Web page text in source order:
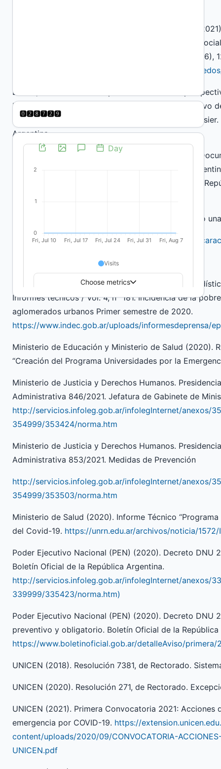
González Peña, M., Escalante Plá, L., & Soares, L.
extensión, aprendizaje-servicio y responsabilidad
Masquedós - Revista De Extensión Universitaria, 6(6),
http://ojs.extension.unicen.edu.ar/index.php/
Leivas, M. (2020) “El campo escolar desde la
Un acercamiento al abordaje estructural e interactivo
ciudad de Tandil”. Revista: Espacios en Blanco.
Argentina.
Manzanelli, P.; Calvo, D. y Basualdo, E. M. (2020).
balance preliminar de la crisis económica en la
CIFRA - Centro de Investigación y Formación de la
de Economía y Tecnología.
OMS (2020). La OMS caracteriza a COVID-19 como
https://www.paho.org/es/noticias/11-3-2020-oms-
Ministerio de Economía. Instituto Nacional de
Informes técnicos / Vol. 4, n° 181. Incidencia de la
aglomerados urbanos Primer semestre de 2020.
https://www.indec.gob.ar/uploads/informesdeprensa/
Ministerio de Educación y Ministerio de Salud (2020).
“Creación del Programa Universidades por la
Ministerio de Justicia y Derechos Humanos.
Administrativa 846/2021. Jefatura de Gabinete de
http://servicios.infoleg.gob.ar/infolegInternet/anexos/
354999/353424/norma.htm
Ministerio de Justicia y Derechos Humanos.
Administrativa 853/2021. Medidas de Prevención
http://servicios.infoleg.gob.ar/infolegInternet/anexos/
354999/353503/norma.htm
Ministerio de Salud (2020). Informe Técnico
del Covid-19. https://unrn.edu.ar/archivos/noticia/
Poder Ejecutivo Nacional (PEN) (2020). Decreto DNU
Boletín Oficial de la República Argentina.
http://servicios.infoleg.gob.ar/infolegInternet/anexos/
339999/335423/norma.htm)
Poder Ejecutivo Nacional (PEN) (2020). Decreto DNU
preventivo y obligatorio. Boletín Oficial de la República
https://www.boletinoficial.gob.ar/detalleAviso/
UNICEN (2018). Resolución 7381, de Rectorado.
UNICEN (2020). Resolución 271, de Rectorado.
UNICEN (2021). Primera Convocatoria 2021: Acciones
emergencia por COVID-19. https://
content/uploads/2020/09/CONVOCATORIA-
UNICEN.pdf